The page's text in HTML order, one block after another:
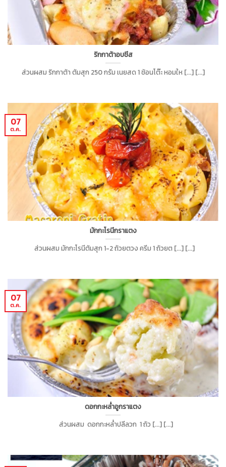
ริกกาต้าอบชีส
ส่วนผสม ริกกาต้า ต้มสุก 250 กรัม เนยสด 1 ช้อนโต๊ะ หอมให [...] [...]
มักกะโรนีกราแตง
ส่วนผสม มักกะโรนีต้มสุก 1-2 ถ้วยตวง ครีม 1 ถ้วยต [...] [...]
07
ต.ค.
ดอกกะหล่ำอูกราแตง
ส่วนผสม ดอกกะหล่ำปลีลวก 1 ถ้ว [...] [...]
07
ต.ค.